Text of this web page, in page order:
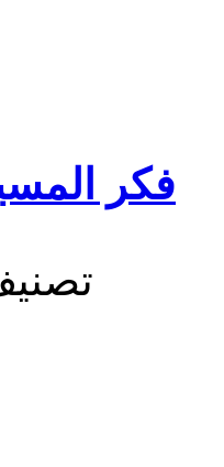
فكر المسيح 7 يوليو